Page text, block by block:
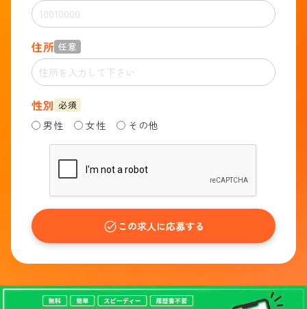
住所 任意
性別 必須
男性 女性 その他
この求人に応募する